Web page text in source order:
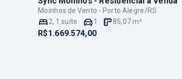
Moinhos de Vento - Porto Alegre/RS
2, 1 suíte 1 85,07m²
R$1.669.574,00